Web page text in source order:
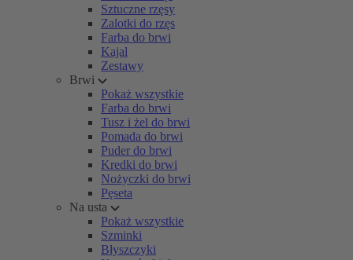
Sztuczne rzęsy
Zalotki do rzęs
Farba do brwi
Kajal
Zestawy
Brwi
Pokaż wszystkie
Farba do brwi
Tusz i żel do brwi
Pomada do brwi
Puder do brwi
Kredki do brwi
Nożyczki do brwi
Pęseta
Na usta
Pokaż wszystkie
Szminki
Błyszczyki